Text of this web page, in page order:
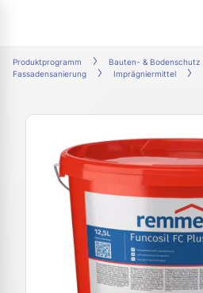
Produktprogramm Bauten- & Bodenschutz
Fassadensanierung
Imprägniermittel